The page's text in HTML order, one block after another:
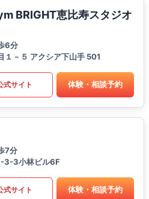
BRIGHT恵比寿スタジオ
6分
１－５ アクシア下山手 501
式サイト 体験・相談予約
7分
3-3小林ビル6F
式サイト 体験・相談予約